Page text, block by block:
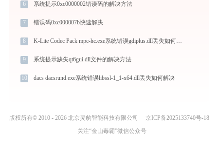
6 系统提示0xc0000002错误码的解决方法
7 错误码0xc000007b快速解决
8 K-Lite Codec Pack mpc-hc.exe系统错误gdiplus.dll丢失如何解决
9 系统提示缺失qt6gui.dll文件的解决方法
10 dacs dacsrund.exe系统错误libssl-1_1-x64.dll丢失如何解决
版权所有© 2010 - 2026 北京灵豹智能科技有限公司
京ICP备2025133740号-18
关注“金山毒霸”微信公众号